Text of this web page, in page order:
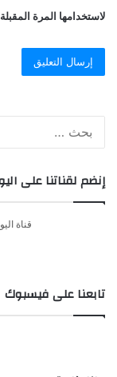
لاستخدامها المرة
إنضم لقناتنا على
تابعنا على فيسبوك